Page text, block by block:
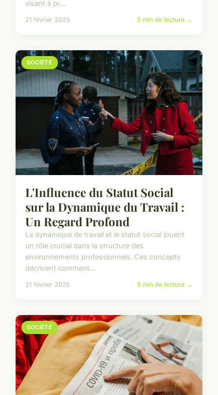
visant à pr...
21 février 2025 5 min de lecture →
SOCIÉTÉ
L'Influence du Statut Social
sur la Dynamique du Travail :
Un Regard Profond
La dynamique de travail et le statut social jouent
un rôle crucial dans la structure des
environnements professionnels. Ces concepts
décrivent comment...
21 février 2025 5 min de lecture →
SOCIÉTÉ